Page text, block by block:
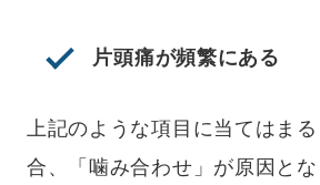
片頭痛が頻繁にある
上記のような項目に当てはま
合、「噛み合わせ」が原因と